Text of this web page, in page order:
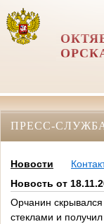
ПРЕСС-
Новости
Новость от
Орчанин
стеклами и